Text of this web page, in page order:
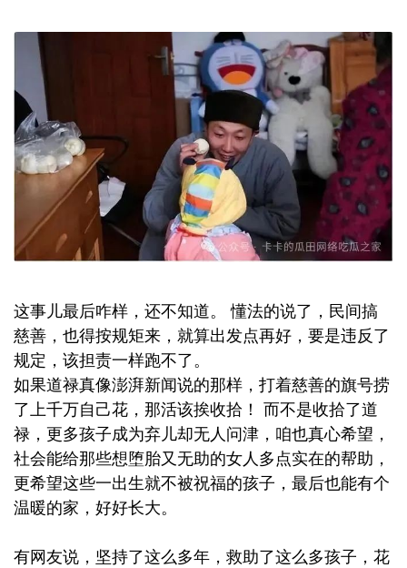
这事儿最后咋样，还不知道。 懂法的说了，民间搞
慈善，也得按规矩来，就算出发点再好，要是违反了
规定，该担责一样跑不了。
如果道禄真像澎湃新闻说的那样，打着慈善的旗号捞
了上千万自己花，那活该挨收拾！ 而不是收拾了道
禄，更多孩子成为弃儿却无人问津，咱也真心希望，
社会能给那些想堕胎又无助的女人多点实在的帮助，
更希望这些一出生就不被祝福的孩子，最后也能有个
温暖的家，好好长大。
有网友说，坚持了这么多年，救助了这么多孩子，花